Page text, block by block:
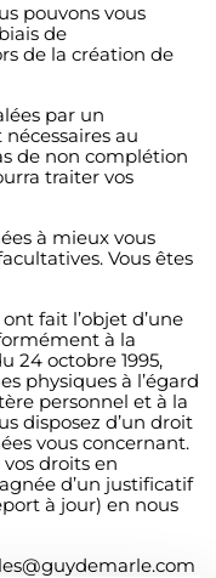
pouvons vous
de
de la création de
par un
au
de non complétion
traiter vos
à mieux vous
Vous êtes
fait l’objet d’une
à la
24 octobre 1995,
physiques à l’égard
personnel et à la
disposez d’un droit
vous concernant.
droits en
d’un justificatif
à jour) en nous